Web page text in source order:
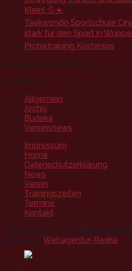
Klein! 💦☀️
Taekwondo Sportschule
stark für den Sport in
Probetraining Kostenlos
Neueste Kommentare
Kategorien
Allgemein
Archiv
Budoka
Vereinsnews
Impressum
Home
Datenschutzerklärung
News
Verein
Trainingszeiten
Termine
Kontakt
Copyright 2026 © Taekwondo
Design byWebagentur-Rexha